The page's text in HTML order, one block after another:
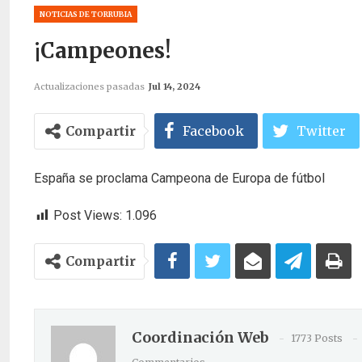
NOTICIAS DE TORRUBIA
¡Campeones!
Actualizaciones pasadas Jul 14, 2024
Compartir Facebook Twitter
España se proclama Campeona de Europa de fútbol
Post Views: 1.096
Compartir
Coordinación Web 1773 Posts